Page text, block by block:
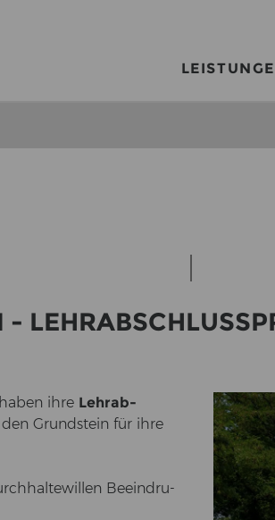
-
ihre Lehr­ab­
Grund­stein für ihre
Be­ein­dru­